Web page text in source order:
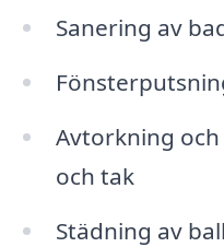
Sanering av
Avtorkning
och tak
Städning av